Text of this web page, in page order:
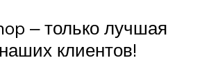
‒ только лучшая
клиентов!